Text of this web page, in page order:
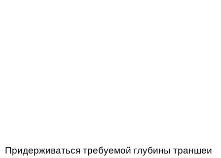
Придерживаться требуемой глубины траншеи